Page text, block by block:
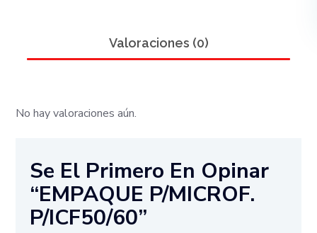
Valoraciones (0)
No hay valoraciones aún.
Se El Primero En Opinar
“EMPAQUE P/MICROF.
P/ICF50/60”